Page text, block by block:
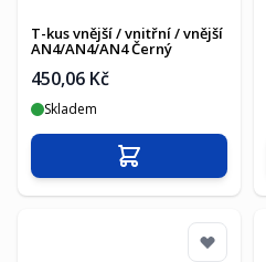
T-kus vnější / vnitřní / vnější
AN4/AN4/AN4 Černý
450,06 Kč
Skladem
Přidat do košíku